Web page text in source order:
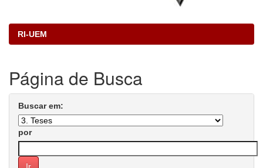
RI-UEM
Página de Busca
Buscar em:
por